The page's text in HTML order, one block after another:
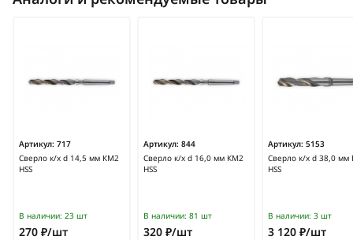
Артикул: 717
Сверло к/х d 14,5 мм КМ2
HSS
В наличии: 23 шт
270 ₽/шт
Артикул: 844
Сверло к/х d 16,0 мм КМ2
HSS
В наличии: 81 шт
320 ₽/шт
Артикул: 5153
Сверло к/х d 38,0 мм
HSS
В наличии: 3 шт
3 120 ₽/шт